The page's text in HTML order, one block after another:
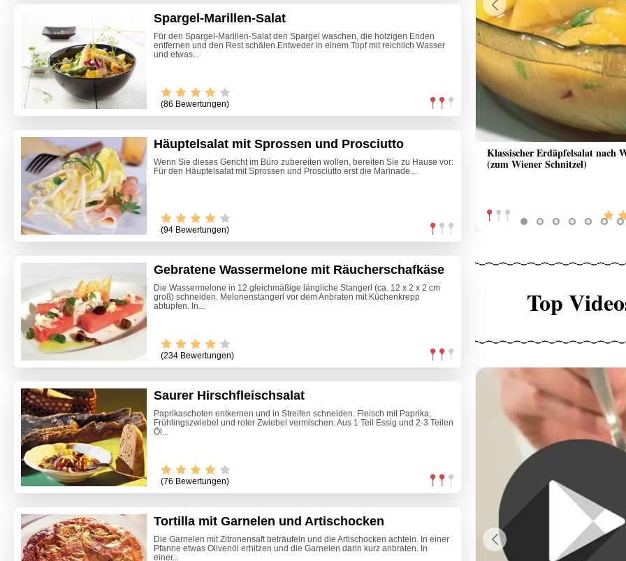
Spargel-Marillen-Salat
Für den Spargel-Marillen-Salat den Spargel waschen, die holzigen Enden
entfernen und den Rest schälen.Entweder in einem Topf mit reichlich Wasser
und etwas...
(86 Bewertungen)
Häuptelsalat mit Sprossen und Prosciutto
Wenn Sie dieses Gericht im Büro zubereiten wollen, bereiten Sie zu Hause vor:
Für den Häuptelsalat mit Sprossen und Prosciutto erst die Marinade...
(94 Bewertungen)
Gebratene Wassermelone mit Räucherschafkäse
Die Wassermelone in 12 gleichmäßige längliche Stangerl (ca. 12 x 2 x 2 cm
groß) schneiden. Melonenstangerl vor dem Anbraten mit Küchenkrepp
abtupfen. In...
(234 Bewertungen)
Saurer Hirschfleischsalat
Paprikaschoten entkernen und in Streifen schneiden. Fleisch mit Paprika,
Frühlingszwiebel und roter Zwiebel vermischen. Aus 1 Teil Essig und 2-3 Teilen
Öl...
(76 Bewertungen)
Tortilla mit Garnelen und Artischocken
Die Garnelen mit Zitronensaft beträufeln und die Artischocken achteln. In einer
Pfanne etwas Olivenöl erhitzen und die Garnelen darin kurz anbraten. In
einer...
Klassischer Erdäpfelsalat nach
(zum Wiener Schnitzel)
Zitronenrisotto mit Räucherlachs, Rote
Beete Salsa und Crème fraîche
Previous
Top
Previous